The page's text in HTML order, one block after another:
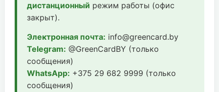
дистанционный режим работы (офис
закрыт).
Электронная почта: info@greencard.by
Telegram: @GreenCardBY (только
сообщения)
WhatsApp: +375 29 682 9999 (только
сообщения)